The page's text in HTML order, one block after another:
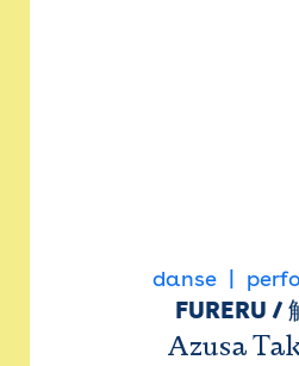
danse
FURERU /
Azusa